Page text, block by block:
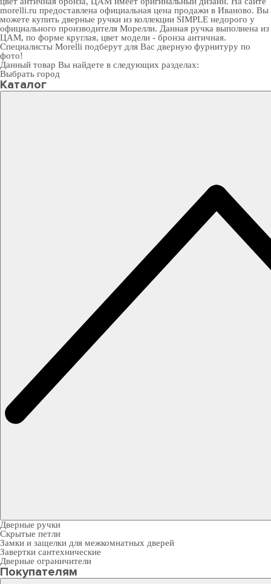
morelli.ru предоставлена официальная цена продажи в Иваново. Вы
можете купить дверные ручки из коллекции SIMPLE недорого у
официального производителя Морелли. Данная ручка выполнена из
ЦАМ, по форме круглая, цвет модели - бронза античная.
Специалисты Morelli подберут для Вас дверную фурнитуру по
фото!
Данный товар Вы найдете в следующих разделах:
Выбрать город
Каталог
Дверные ручки
Скрытые петли
Замки и защелки для межкомнатных дверей
Завертки сантехнические
Дверные ограничители
Покупателям